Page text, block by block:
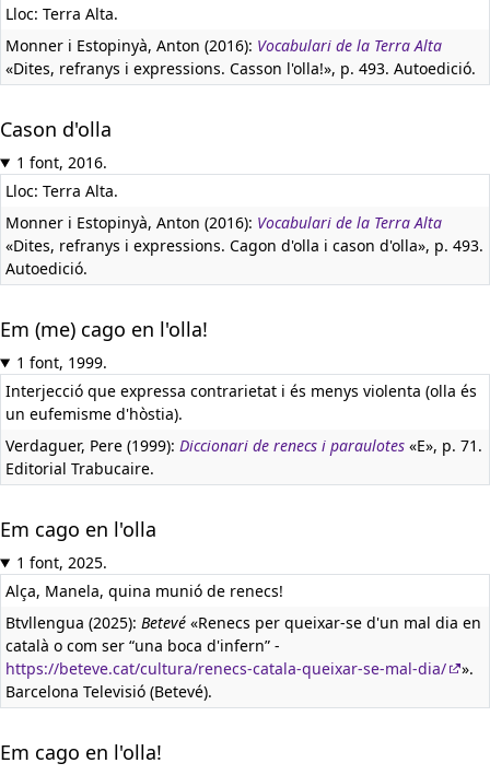
Lloc: Terra Alta.
Monner i Estopinyà, Anton (2016): Vocabulari de la Terra Alta
«Dites, refranys i expressions. Casson l'olla!», p. 493. Autoedició.
Cason d'olla
1 font, 2016.
Lloc: Terra Alta.
Monner i Estopinyà, Anton (2016): Vocabulari de la Terra Alta
«Dites, refranys i expressions. Cagon d'olla i cason d'olla», p. 493.
Autoedició.
Em (me) cago en l'olla!
1 font, 1999.
Interjecció que expressa contrarietat i és menys violenta (olla és
un eufemisme d'hòstia).
Verdaguer, Pere (1999): Diccionari de renecs i paraulotes «E», p. 71.
Editorial Trabucaire.
Em cago en l'olla
1 font, 2025.
Alça, Manela, quina munió de renecs!
Btvllengua (2025): Betevé «Renecs per queixar-se d'un mal dia en
català o com ser “una boca d'infern” -
https://beteve.cat/cultura/renecs-catala-queixar-se-mal-dia/
».
Barcelona Televisió (Betevé).
Em cago en l'olla!